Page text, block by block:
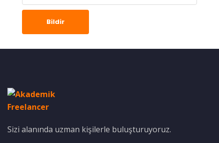
Bildir
Sizi alanında uzman kişilerle buluşturuyoruz.